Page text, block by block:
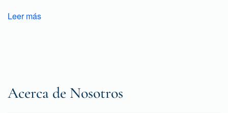
Leer más
Acerca de Nosotros